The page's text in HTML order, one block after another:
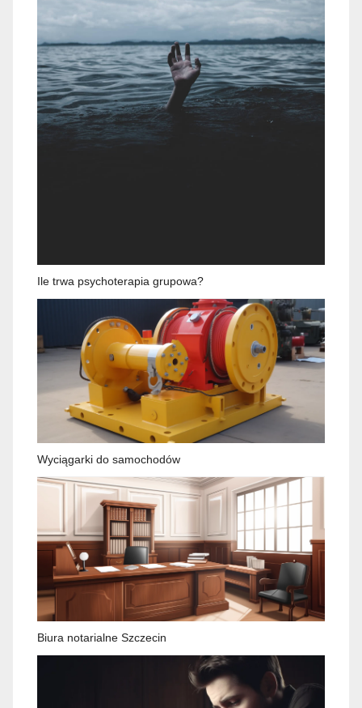
Ile trwa psychoterapia grupowa?
Wyciągarki do samochodów
Biura notarialne Szczecin